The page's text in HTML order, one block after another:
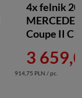
4x felnik
Coupe II
3
914,75 PLN / pc.